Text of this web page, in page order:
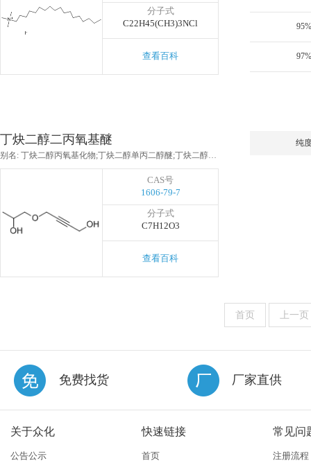
分子式
C22H45(CH3)3NCl
查看百科
95%
97%
丁炔二醇二丙氧基醚
别名: 丁炔二醇丙氧基化物;丁炔二醇单丙二醇醚;丁炔二醇二丙氧基醚;丁炔二醇丙氧基化合物;二丙氧基丁炔二醇;4-(2-羟基丙氧基)-2-丁炔-1-醇
CAS号
1606-79-7
分子式
C7H12O3
查看百科
纯
首页 上一页
免费找货 厂家直供
关于众化
公告公示
快速链接
首页
常见问
注册流程